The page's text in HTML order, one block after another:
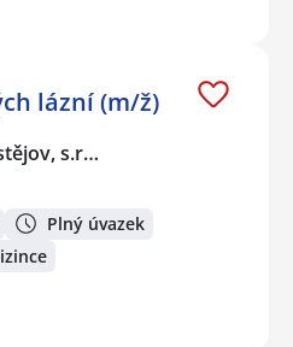
lázní (m/ž)
s.r…
Plný úvazek